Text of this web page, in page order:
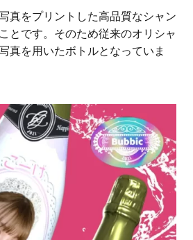
真をプリントした高品質なシャン
とです。そのため従来のオリシャ
真を用いたボトルとなっていま